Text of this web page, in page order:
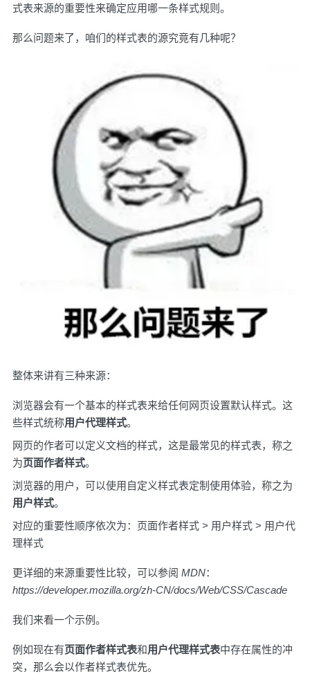
式表来源的重要性来确定应用哪一条样式规则。
那么问题来了，咱们的样式表的源究竟有几种呢？
整体来讲有三种来源：
浏览器会有一个基本的样式表来给任何网页设置默认样式。这
些样式统称用户代理样式。
网页的作者可以定义文档的样式，这是最常见的样式表，称之
为页面作者样式。
浏览器的用户，可以使用自定义样式表定制使用体验，称之为
用户样式。
对应的重要性顺序依次为：页面作者样式 > 用户样式 > 用户代
理样式
更详细的来源重要性比较，可以参阅 MDN：
https://developer.mozilla.org/zh-CN/docs/Web/CSS/Cascade
我们来看一个示例。
例如现在有页面作者样式表和用户代理样式表中存在属性的冲
突，那么会以作者样式表优先。